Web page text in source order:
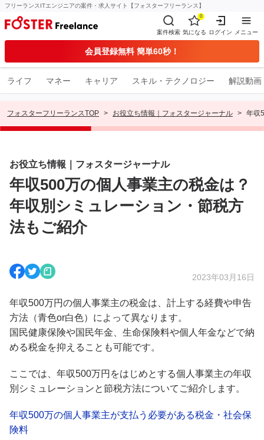
フリーランスITエンジニアの案件・求人サイト【フォスターフリーランス】
案件検索
0
気になる ログイン メニュー
会員登録無料 簡単60秒！
ライフ マネー キャリア スキル・テクノロジー 解説動画
フォスターフリーランスTOP お役立ち情報｜フォスタージャーナル 年収
お役立ち情報｜フォスタージャーナル
年収500万の個人事業主の税金は？
年収別シミュレーション・節税方
法もご紹介
2023年03月16日
年収500万円の個人事業主の税金は、計上する経費や申告
方法（青色or白色）によって異なります。
国民健康保険や国民年金、生命保険料や個人年金などで納
める税金を抑えることも可能です。
ここでは、年収500万円をはじめとする個人事業主の年収
別シミュレーションと節税方法についてご紹介します。
年収500万の個人事業主が支払う必要がある税金・社会保
険料